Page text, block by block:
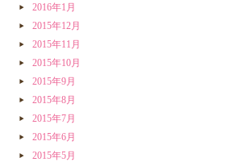
2016年1月
2015年12月
2015年11月
2015年10月
2015年9月
2015年8月
2015年7月
2015年6月
2015年5月